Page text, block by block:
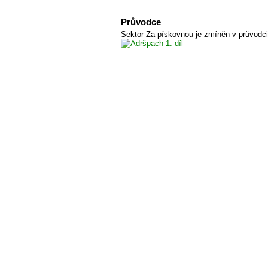
Průvodce
Sektor Za pískovnou je zmíněn v